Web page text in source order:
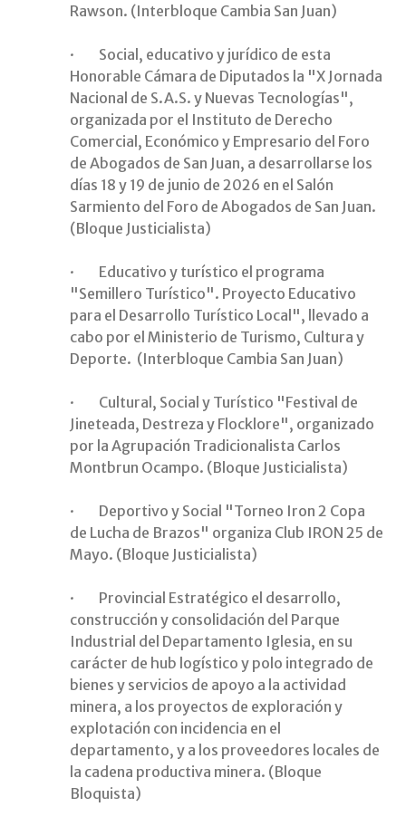
Rawson. (Interbloque Cambia San Juan)
· Social, educativo y jurídico de esta
Honorable Cámara de Diputados la "X Jornada
Nacional de S.A.S. y Nuevas Tecnologías",
organizada por el Instituto de Derecho
Comercial, Económico y Empresario del Foro
de Abogados de San Juan, a desarrollarse los
días 18 y 19 de junio de 2026 en el Salón
Sarmiento del Foro de Abogados de San Juan.
(Bloque Justicialista)
· Educativo y turístico el programa
"Semillero Turístico". Proyecto Educativo
para el Desarrollo Turístico Local", llevado a
cabo por el Ministerio de Turismo, Cultura y
Deporte. (Interbloque Cambia San Juan)
· Cultural, Social y Turístico "Festival de
Jineteada, Destreza y Flocklore", organizado
por la Agrupación Tradicionalista Carlos
Montbrun Ocampo. (Bloque Justicialista)
· Deportivo y Social "Torneo Iron 2 Copa
de Lucha de Brazos" organiza Club IRON 25 de
Mayo. (Bloque Justicialista)
· Provincial Estratégico el desarrollo,
construcción y consolidación del Parque
Industrial del Departamento Iglesia, en su
carácter de hub logístico y polo integrado de
bienes y servicios de apoyo a la actividad
minera, a los proyectos de exploración y
explotación con incidencia en el
departamento, y a los proveedores locales de
la cadena productiva minera. (Bloque
Bloquista)